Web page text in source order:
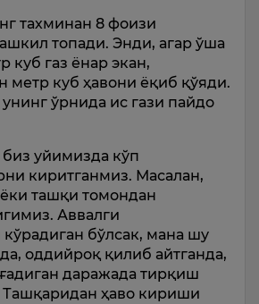
тахминан 8 фоизи
топади. Энди, агар ўша
куб газ ёнар экан,
метр куб ҳавони ёқиб қўяди.
ўрнида ис гази пайдо
уйимизда кўп
киритганмиз. Масалан,
ташқи томондан
Аввалги
кўрадиган бўлсак, мана шу
оддийроқ қилиб айтганда,
даражада тирқиш
ҳаво кириши